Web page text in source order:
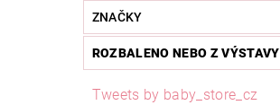
ZNAČKY
ROZBALENO NEBO Z VÝSTAVY
Tweets by baby_store_cz